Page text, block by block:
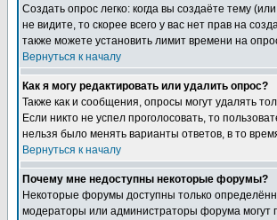
Создать опрос легко: когда вы создаёте тему
не видите, то скорее всего у вас нет прав на
также можете установить лимит времени на
Вернуться к началу
Как я могу редактировать или удалить опрос?
Также как и сообщения, опросы могут удалять
Если никто не успел проголосовать, то
нельзя было менять варианты ответов, в то
Вернуться к началу
Почему мне недоступны некоторые форумы?
Некоторые форумы доступны только
модераторы или администраторы форума могут